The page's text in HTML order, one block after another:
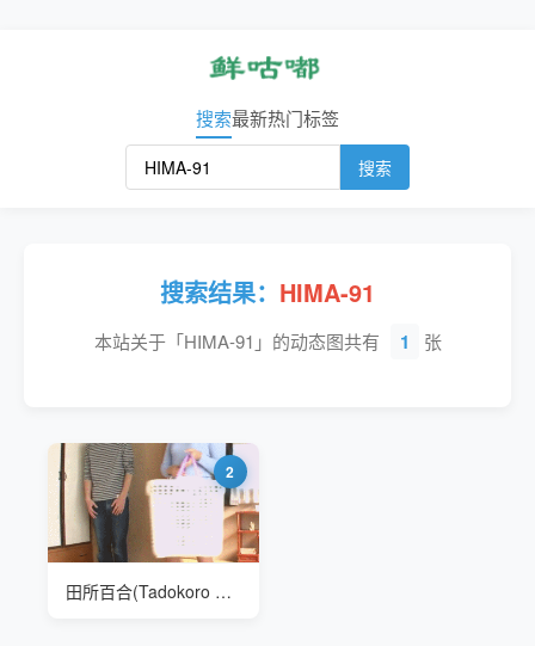
搜索最新热门标签
搜索
搜索结果： HIMA-91
本站关于「HIMA-91」的动态图共有 1 张
2
田所百合(Tadokoro Yuri) HIMA-91 吓继母一跳